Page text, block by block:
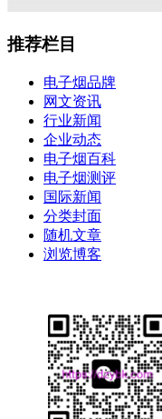
推荐栏目
电子烟品牌
网文资讯
行业新闻
企业动态
电子烟百科
电子烟测评
国际新闻
分类封面
随机文章
浏览博客